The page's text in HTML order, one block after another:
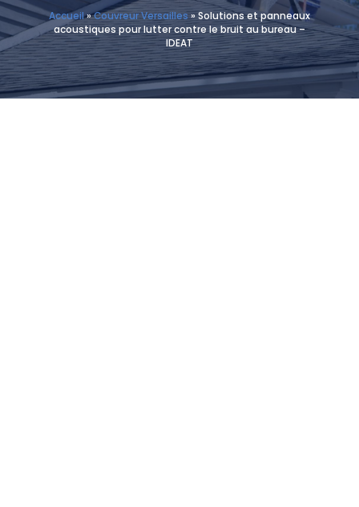
Accueil»Couvreur Versailles»Solutions et panneaux
acoustiques pour lutter contre le bruit au bureau –
IDEAT